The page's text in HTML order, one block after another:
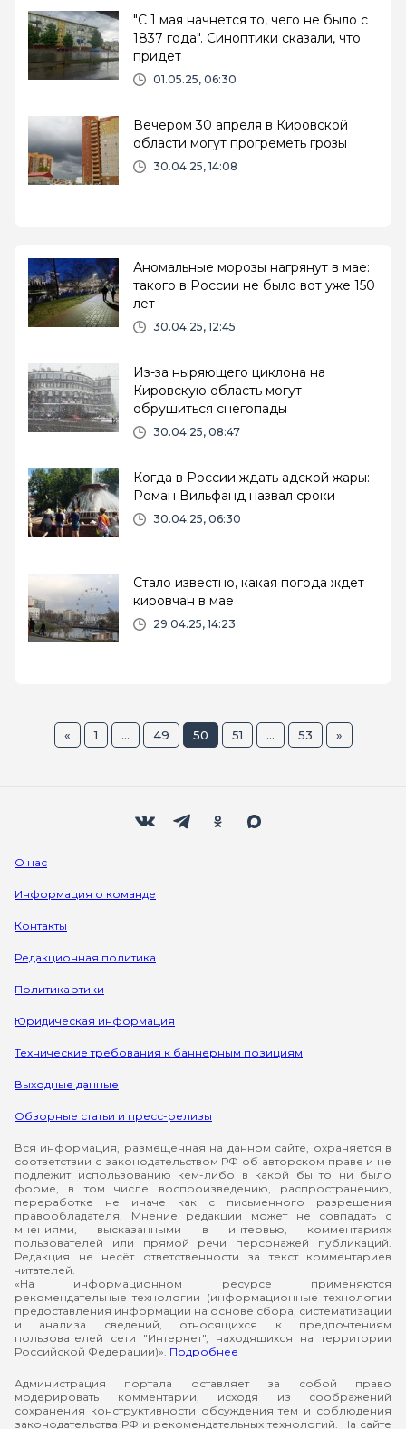
"С 1 мая начнется то, чего не было с
1837 года". Синоптики сказали, что
придет
01.05.25, 06:30
Вечером 30 апреля в Кировской
области могут прогреметь грозы
30.04.25, 14:08
Аномальные морозы нагрянут в мае:
такого в России не было вот уже 150
лет
30.04.25, 12:45
Из-за ныряющего циклона на
Кировскую область могут
обрушиться снегопады
30.04.25, 08:47
Когда в России ждать адской жары:
Роман Вильфанд назвал сроки
30.04.25, 06:30
Стало известно, какая погода ждет
кировчан в мае
29.04.25, 14:23
« 1 ... 49 50 51 ... 53 »
О нас
Информация о команде
Контакты
Редакционная политика
Политика этики
Юридическая информация
Технические требования к баннерным позициям
Выходные данные
Обзорные статьи и пресс-релизы
Вся информация, размещенная на данном сайте, охраняется в
соответствии с законодательством РФ об авторском праве и не
подлежит использованию кем-либо в какой бы то ни было
форме, в том числе воспроизведению, распространению,
переработке не иначе как с письменного разрешения
правообладателя. Мнение редакции может не совпадать с
мнениями, высказанными в интервью, комментариях
пользователей или прямой речи персонажей публикаций.
Редакция не несёт ответственности за текст комментариев
читателей.
«На информационном ресурсе применяются
рекомендательные технологии (информационные технологии
предоставления информации на основе сбора, систематизации
и анализа сведений, относящихся к предпочтениям
пользователей сети "Интернет", находящихся на территории
Российской Федерации)». Подробнее
Администрация портала оставляет за собой право
модерировать комментарии, исходя из соображений
сохранения конструктивности обсуждения тем и соблюдения
законодательства РФ и рекомендательных технологий. На сайте